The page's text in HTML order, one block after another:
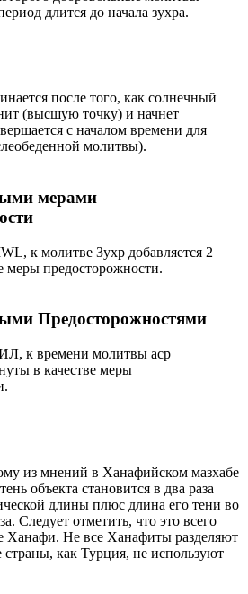
длится до начала зухра.
после того, как солнечный
(высшую точку) и начнет
с началом времени для
молитвы).
мерами
к молитве Зухр добавляется 2
меры предосторожности.
Предосторожностями
к времени молитвы аср
в качестве меры
из мнений в Ханафийском мазхабе
объекта становится в два раза
длины плюс длина его тени во
Следует отметить, что это всего
Ханафи. Не все Ханафиты разделяют
страны, как Турция, не используют